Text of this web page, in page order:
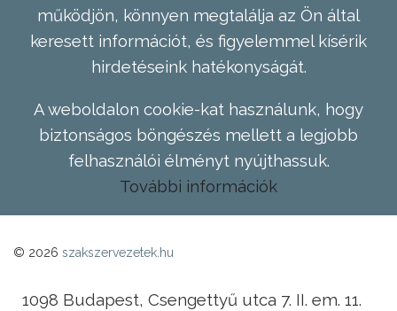
működjön, könnyen megtalálja az Ön által
keresett információt, és figyelemmel kísérik
hirdetéseink hatékonyságát.
A weboldalon cookie-kat használunk, hogy
biztonságos böngészés mellett a legjobb
felhasználói élményt nyújthassuk.
További információk
© 2026 szakszervezetek.hu
1098 Budapest, Csengettyű utca 7. II. em. 11.